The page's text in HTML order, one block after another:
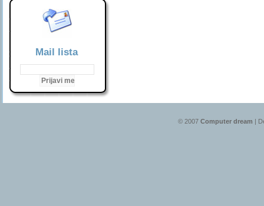
Mail lista
© 2007 Computer dream |